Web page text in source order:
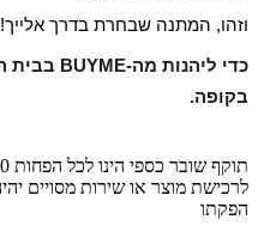
וזהו, המתנה שבחרת בדרך אלייך!
בקופה.
הפקתו